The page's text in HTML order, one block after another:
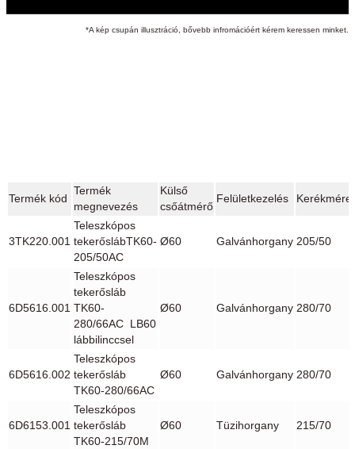
*A kép csupán illusztráció, bővebb infromációért kérem keressen minket.
Termék kód
Termék
megnevezés
Külső
csőátmérő
Felületkezelés Kerékméret
3TK220.001
Teleszkópos
tekerőslábTK60-
205/50AC
Ø60 Galvánhorgany 205/50
6D5616.001
Teleszkópos
tekerősláb
TK60-
280/66AC LB60
lábbilinccsel
Ø60 Galvánhorgany 280/70
6D5616.002
Teleszkópos
tekerősláb
TK60-280/66AC
Ø60 Galvánhorgany 280/70
6D6153.001
Teleszkópos
tekerősláb
TK60-215/70M
Ø60 Tüzihorgany 215/70